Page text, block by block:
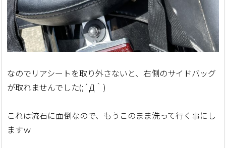
なのでリアシートを取り外さないと、右側のサイドバッグ
が取れませんでした(;´Д｀)
これは流石に面倒なので、もうこのまま洗って行く事にし
ますｗ